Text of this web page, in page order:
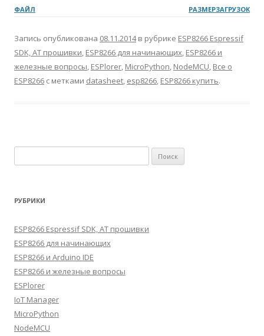
ФАЙЛ РАЗМЕРЗАГРУЗОК
Запись опубликована 08.11.2014в рубрике ESP8266 Espressif
SDK, AT прошивки, ESP8266 для начинающих, ESP8266 и
железные вопросы, ESPlorer, MicroPython, NodeMCU, Все о
ESP8266 с метками datasheet, esp8266, ESP8266 купить.
РУБРИКИ
ESP8266 Espressif SDK, AT прошивки
ESP8266 для начинающих
ESP8266 и Arduino IDE
ESP8266 и железные вопросы
ESPlorer
IoT Manager
MicroPython
NodeMCU